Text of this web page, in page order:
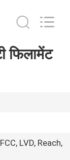
फिलामेंट
LVD, Reach,